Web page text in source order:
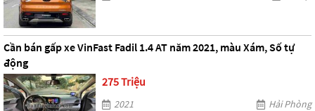
Cần bán gấp xe VinFast Fadil 1.4 AT năm 2021, màu Xám, Số tự
động
275 Triệu
2021 Hải Phòng